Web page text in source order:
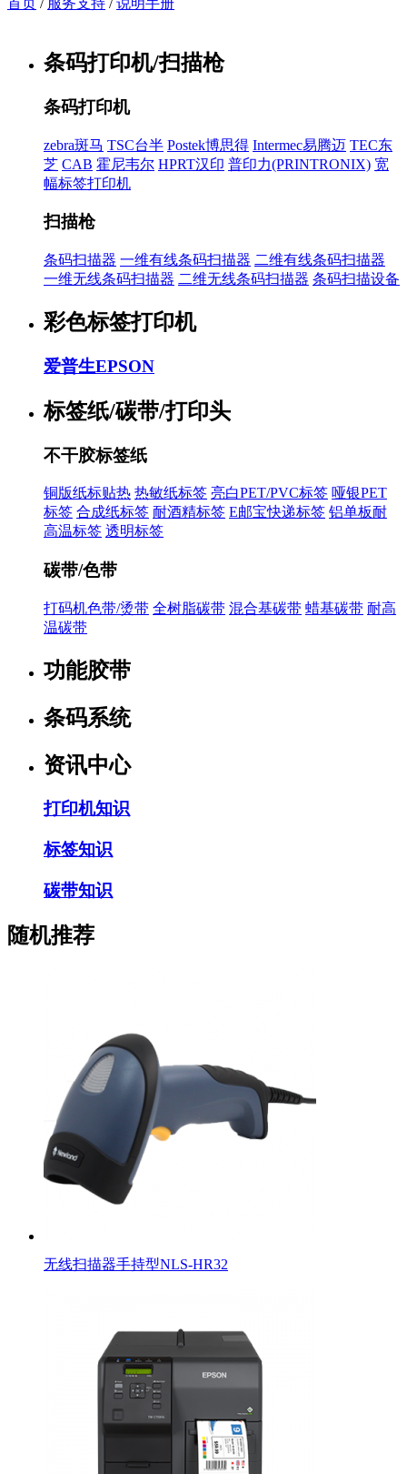
首页 / 服务支持 / 说明手册
条码打印机/扫描枪
条码打印机
zebra斑马 TSC台半 Postek博思得 Intermec易腾迈 TEC东
芝 CAB 霍尼韦尔 HPRT汉印 普印力(PRINTRONIX) 宽
幅标签打印机
扫描枪
条码扫描器 一维有线条码扫描器 二维有线条码扫描器
一维无线条码扫描器 二维无线条码扫描器 条码扫描设备
彩色标签打印机
爱普生EPSON
标签纸/碳带/打印头
不干胶标签纸
铜版纸标贴热 热敏纸标签 亮白PET/PVC标签 哑银PET
标签 合成纸标签 耐酒精标签 E邮宝快递标签 铝单板耐
高温标签 透明标签
碳带/色带
打码机色带/烫带 全树脂碳带 混合基碳带 蜡基碳带 耐高
温碳带
功能胶带
条码系统
资讯中心
打印机知识
标签知识
碳带知识
随机推荐
无线扫描器手持型NLS-HR32